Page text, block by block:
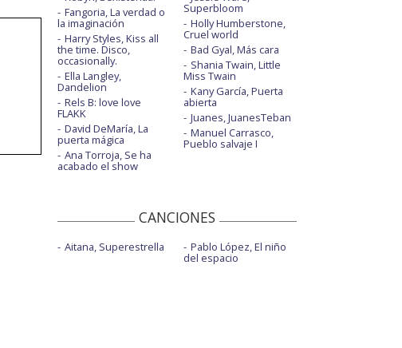
Fangoria, La verdad o
la imaginación
Harry Styles, Kiss all
the time. Disco,
occasionally.
Ella Langley,
Dandelion
Rels B: love love
FLAKK
David DeMaría, La
puerta mágica
Ana Torroja, Se ha
acabado el show
Superbloom
Holly Humberstone,
Cruel world
Bad Gyal, Más cara
Shania Twain, Little
Miss Twain
Kany García, Puerta
abierta
Juanes, JuanesTeban
Manuel Carrasco,
Pueblo salvaje I
CANCIONES
Aitana, Superestrella Pablo López, El niño
del espacio